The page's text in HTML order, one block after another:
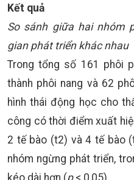
Kết quả
So sánh giữa hai nhóm
gian phát triển khác nhau
Trong tổng số 161 phôi
thành phôi nang và 62
hình thái động học cho
công có thời điểm xuất
2 tế bào (t2) và 4 tế bào
nhóm ngừng phát triển,
kéo dài hơn (p< 0,05).